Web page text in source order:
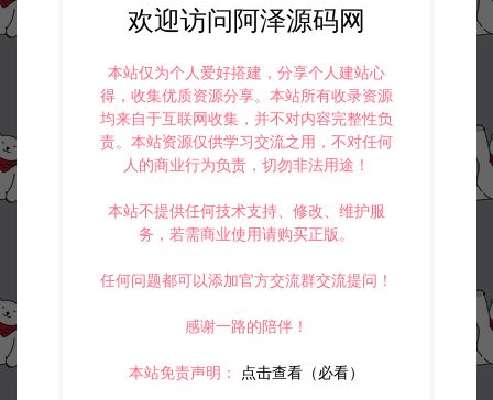
欢迎访问阿泽源码网
本站仅为个人爱好搭建，分享个人建站心
得，收集优质资源分享。本站所有收录资源
均来自于互联网收集，并不对内容完整性负
责。本站资源仅供学习交流之用，不对任何
人的商业行为负责，切勿非法用途！
本站不提供任何技术支持、修改、维护服
务，若需商业使用请购买正版。
任何问题都可以添加官方交流群交流提问！
感谢一路的陪伴！
本站免责声明： 点击查看（必看）